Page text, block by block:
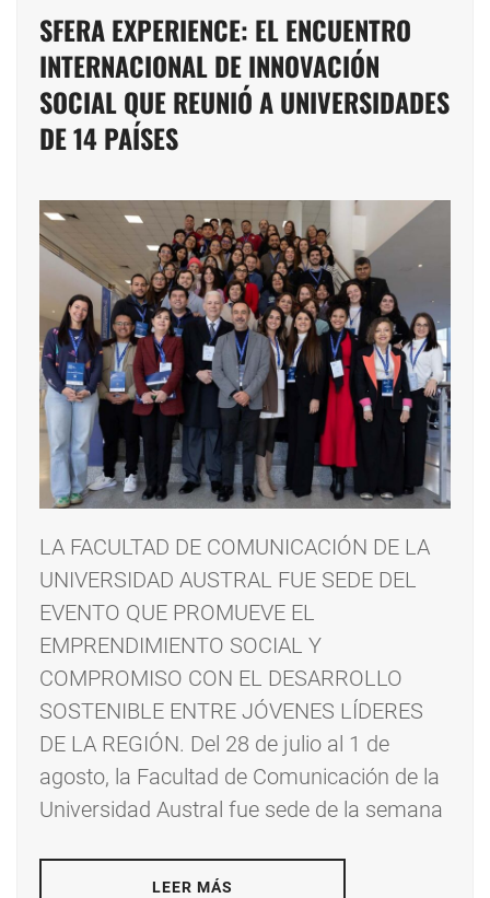
SFERA EXPERIENCE: EL ENCUENTRO
INTERNACIONAL DE INNOVACIÓN
SOCIAL QUE REUNIÓ A UNIVERSIDADES
DE 14 PAÍSES
LA FACULTAD DE COMUNICACIÓN DE LA
UNIVERSIDAD AUSTRAL FUE SEDE DEL
EVENTO QUE PROMUEVE EL
EMPRENDIMIENTO SOCIAL Y
COMPROMISO CON EL DESARROLLO
SOSTENIBLE ENTRE JÓVENES LÍDERES
DE LA REGIÓN. Del 28 de julio al 1 de
agosto, la Facultad de Comunicación de la
Universidad Austral fue sede de la semana
LEER MÁS